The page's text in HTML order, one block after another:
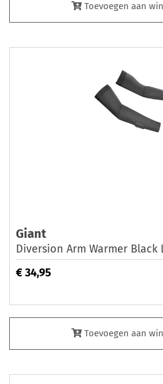
Toevoegen aan
Giant
Diversion Arm Warmer Black
€ 34,95
Toevoegen aan